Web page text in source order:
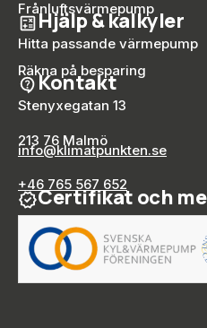
Frånluftsvärmepump
Hjälp & kalkyler
Hitta passande värmepump
Räkna på besparing
Kontakt
Stenyxegatan 13
213 76 Malmö
info@klimatpunkten.se
+46 765 567 652
Certifikat och